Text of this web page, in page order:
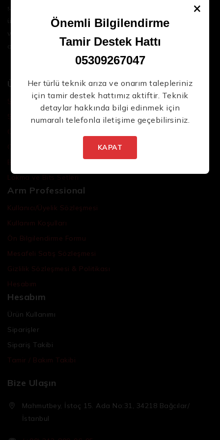
sektördeki en son teknolojileri ve yüksek kaliteli
ürünleri bir araya getirerek iş süreçlerinizi daha
verimli ve sorunsuz hale getirmenize yardımcı
oluyoruz.
Ürünler
Şarjlı El Aletleri
Şarjlı Led Lambalar
Özel Tasarım El Aletleri
Cırcır Kolları
Batarya ve Adaptörler
Lokma ve Bits Setleri
Arm Professional
Kullanıcı/Üyelik Sözleşmesi
Kullanım Koşulları
Ön Bilgilendirme Formu
Mesafeli Satış Sözleşmesi
Gizlilik Sözleşmesi & Politikası
Hesabım
Hesabım
Ürün Kullanımı
Siparişler
Sipariş Takibi
Tamir / Bakım Takibi
Bize Ulaşın
Mahmutbey, İstoç 15. Ada No:31, 34218 Bağcılar/
İstanbul
Yeni Ürünlerden İlk Siz Haberdar Olun.
İstenmeyen posta göndermiyoruz! Daha fazla bilgi
×
Önemli Bilgilendirme
Tamir Destek Hattı
05309267047
Her türlü teknik arıza ve onarım talepleriniz
için tamir destek hattımız aktiftir. Teknik
detaylar hakkında bilgi edinmek için
numaralı telefonla iletişime geçebilirsiniz.
KAPAT